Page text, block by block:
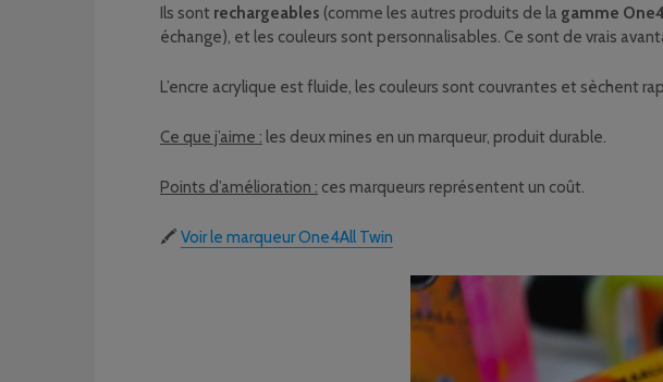
Ils sont rechargeables (comme les autres produits de la gamme
échange), et les couleurs sont personnalisables. Ce sont de vrais
L’encre acrylique est fluide, les couleurs sont couvrantes et sèchent
Ce que j’aime : les deux mines en un marqueur, produit durable.
Points d’amélioration : ces marqueurs représentent un coût.
🖍️ Voir le marqueur One4All Twin